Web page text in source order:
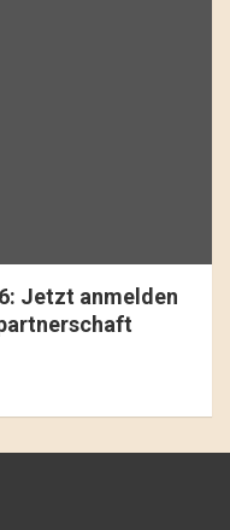
Jetzt anmelden